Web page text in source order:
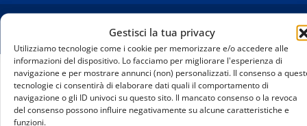
Gestisci la tua privacy
Utilizziamo tecnologie come i cookie per memorizzare e/o accedere alle
informazioni del dispositivo. Lo facciamo per migliorare l'esperienza di
navigazione e per mostrare annunci (non) personalizzati. Il consenso a
tecnologie ci consentirà di elaborare dati quali il comportamento di
navigazione o gli ID univoci su questo sito. Il mancato consenso o la revoca
del consenso possono influire negativamente su alcune caratteristiche e
funzioni.
Home
Campionato regionale di pool: emozioni e
spettacolo nella penultima prova